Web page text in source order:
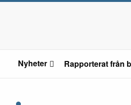
Nyheter Rapporterat från